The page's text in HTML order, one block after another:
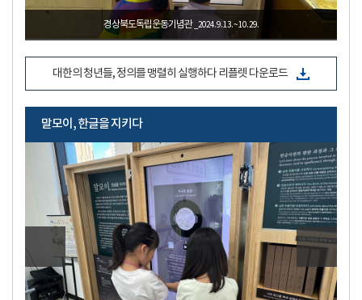
박열의사기념관_2024. 8. 1. ~ 9. 10.
대한의 청년들, 정의를 맹렬히 실행하다 리플렛 다운로드
말모이, 한글을 지키다